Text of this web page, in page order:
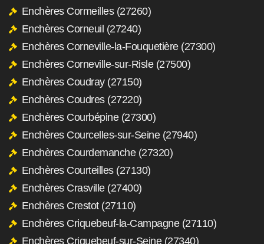
Enchères Cormeilles (27260)
Enchères Corneuil (27240)
Enchères Corneville-la-Fouquetière (27300)
Enchères Corneville-sur-Risle (27500)
Enchères Coudray (27150)
Enchères Coudres (27220)
Enchères Courbépine (27300)
Enchères Courcelles-sur-Seine (27940)
Enchères Courdemanche (27320)
Enchères Courteilles (27130)
Enchères Crasville (27400)
Enchères Crestot (27110)
Enchères Criquebeuf-la-Campagne (27110)
Enchères Criquebeuf-sur-Seine (27340)